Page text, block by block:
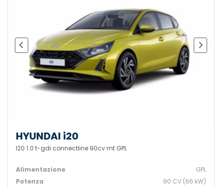
HYUNDAI i20
I20 1.0 t-gdi connectline 90cv mt GPL
Alimentazione
GPL
Potenza
90 CV (66 kW)